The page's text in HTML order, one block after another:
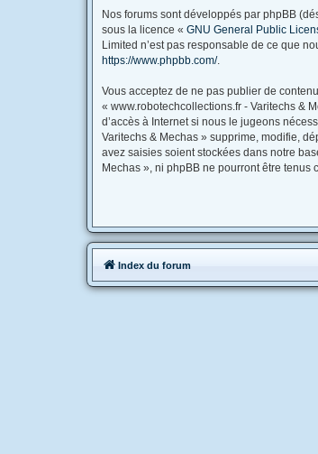
Nos forums sont développés par phpBB
sous la licence « GNU General Public
Limited n’est pas responsable de ce que
https://www.phpbb.com/.
Vous acceptez de ne pas publier de
« www.robotechcollections.fr - Varitechs &
d’accès à Internet si nous le jugeons
Varitechs & Mechas » supprime, modifie,
avez saisies soient stockées dans notre
Mechas », ni phpBB ne pourront être tenus
Index du forum